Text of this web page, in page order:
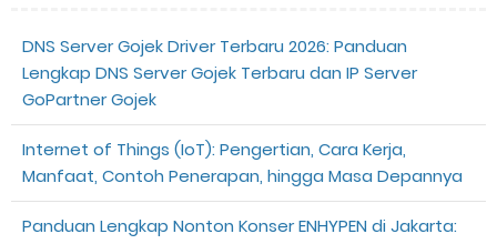
Cara Ping DNS Server Gojek Gopartner
Cara Mudah Melihat Nomor Shopeepay Sendiri dan Orang Lain
7 Cara Mudah Top Up Grab untuk Driver
5 Versi Map Paling Gacor Untuk Ojek Online
DNS Server Gojek Driver Terbaru 2026: Panduan
Lengkap DNS Server Gojek Terbaru dan IP Server
GoPartner Gojek
Internet of Things (IoT): Pengertian, Cara Kerja,
Manfaat, Contoh Penerapan, hingga Masa Depannya
Panduan Lengkap Nonton Konser ENHYPEN di Jakarta: